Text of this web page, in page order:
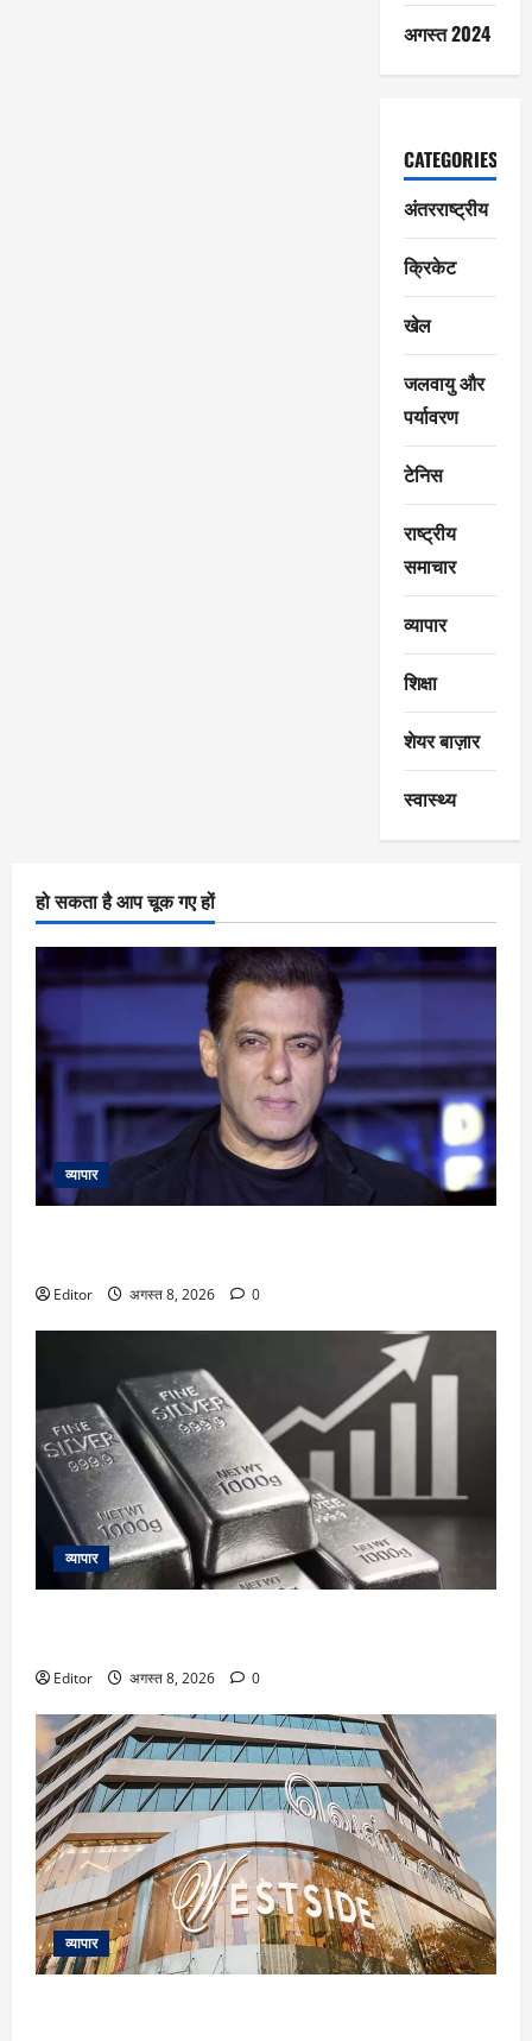
अगस्त 2024
CATEGORIES
अंतरराष्ट्रीय
क्रिकेट
खेल
जलवायु और
पर्यावरण
टेनिस
राष्ट्रीय
समाचार
व्यापार
शिक्षा
शेयर बाज़ार
स्वास्थ्य
हो सकता है आप चूक गए हों
व्यापार
Editor अगस्त 8, 2026 0
व्यापार
Editor अगस्त 8, 2026 0
व्यापार